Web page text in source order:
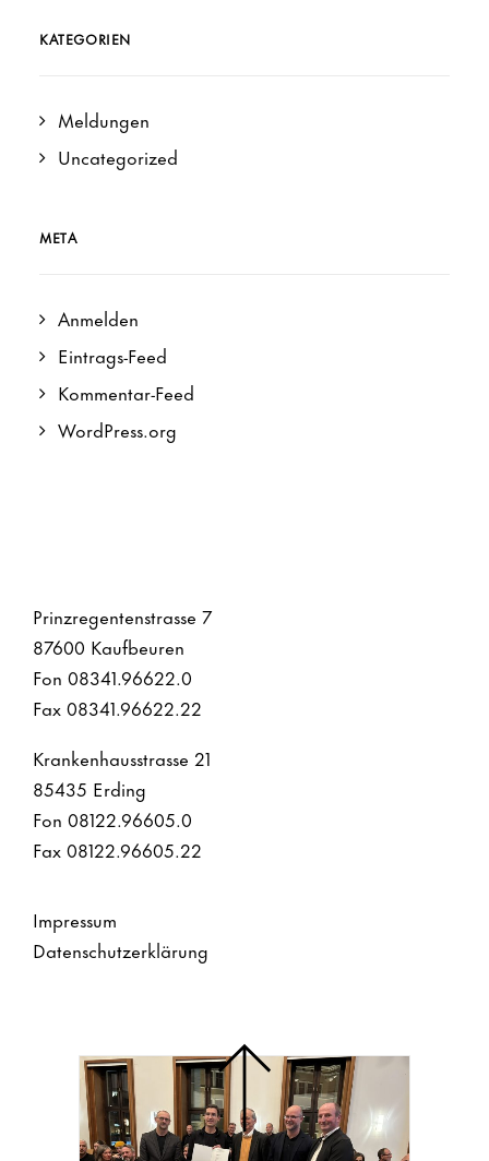
KATEGORIEN
Meldungen
Uncategorized
META
Anmelden
Eintrags-Feed
Kommentar-Feed
WordPress.org
Prinzregentenstrasse 7
87600 Kaufbeuren
Fon 08341.96622.0
Fax 08341.96622.22
Krankenhausstrasse 21
85435 Erding
Fon 08122.96605.0
Fax 08122.96605.22
Impressum
Datenschutzerklärung